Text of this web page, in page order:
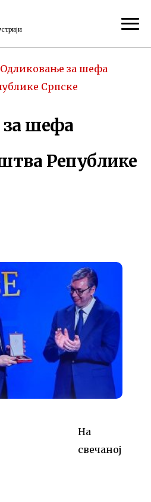
Одликовање за шефа
Српске
шефа
Републике
На
свечаној